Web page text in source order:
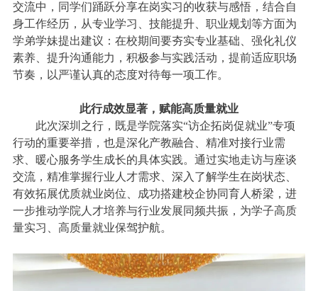
交流中，同学们踊跃分享在岗实习的收获与感悟，结合自
身工作经历，从专业学习、技能提升、职业规划等方面为
学弟学妹提出建议：在校期间要夯实专业基础、强化礼仪
素养、提升沟通能力，积极参与实践活动，提前适应职场
节奏，以严谨认真的态度对待每一项工作。
此行成效显著，赋能高质量就业
此次深圳之行，既是学院落实“访企拓岗促就业”专项
行动的重要举措，也是深化产教融合、精准对接行业需
求、暖心服务学生成长的具体实践。通过实地走访与座谈
交流，精准掌握行业人才需求、深入了解学生在岗状态、
有效拓展优质就业岗位、成功搭建校企协同育人桥梁，进
一步推动学院人才培养与行业发展同频共振，为学子高质
量实习、高质量就业保驾护航。